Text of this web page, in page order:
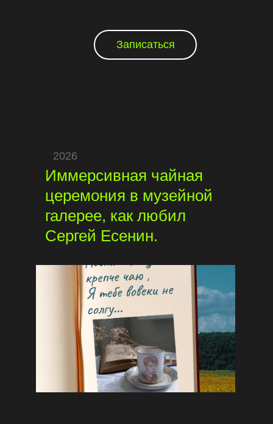
Записаться
Иммерсивная чайная
церемония в музейной
галерее, как любил
Сергей Есенин.
2026